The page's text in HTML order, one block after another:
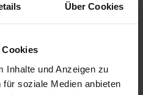
Über Cookies
Cookies
Inhalte und Anzeigen zu
soziale Medien anbieten